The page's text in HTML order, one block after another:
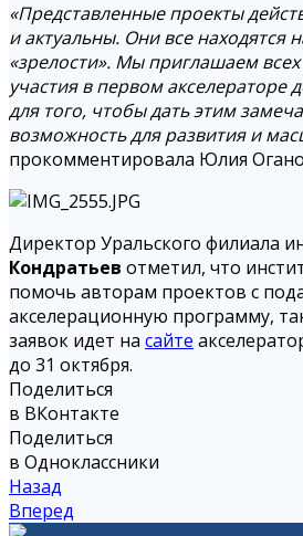
«Представленные проекты
и актуальны. Они все находятся
«зрелости». Мы приглашаем всех
участия в первом акселераторе
для того, чтобы дать этим
возможность для развития и
прокомментировала Юлия
Директор Уральского филиала
Кондратьев отметил, что
помочь авторам проектов с
акселерационную программу,
заявок идет на сайте
до 31 октября.
Поделиться
в ВКонтакте
Поделиться
в Одноклассники
Назад
Вперед